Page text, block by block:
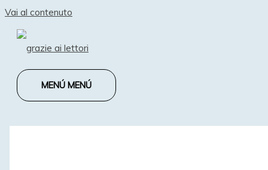
Vai al contenuto
MENÚ MENÚ